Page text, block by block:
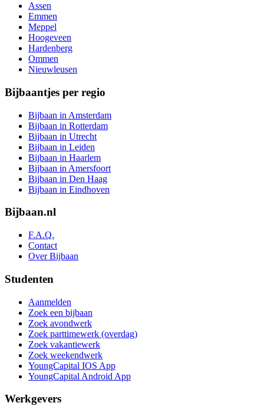
Assen
Emmen
Meppel
Hoogeveen
Hardenberg
Ommen
Nieuwleusen
Bijbaantjes per regio
Bijbaan in Amsterdam
Bijbaan in Rotterdam
Bijbaan in Utrecht
Bijbaan in Leiden
Bijbaan in Haarlem
Bijbaan in Amersfoort
Bijbaan in Den Haag
Bijbaan in Eindhoven
Bijbaan.nl
F.A.Q.
Contact
Over Bijbaan
Studenten
Aanmelden
Zoek een bijbaan
Zoek avondwerk
Zoek parttimewerk (overdag)
Zoek vakantiewerk
Zoek weekendwerk
YoungCapital IOS App
YoungCapital Android App
Werkgevers